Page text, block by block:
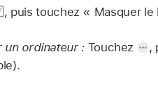
, puis touchez « Masquer le
un ordinateur : Touchez ,